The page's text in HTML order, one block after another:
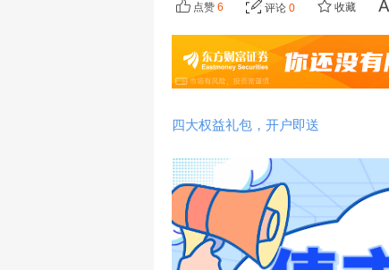
点赞 6 评论 0 收藏
四大权益礼包，开户即送